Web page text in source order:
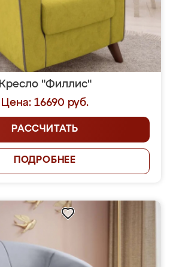
Кресло "Филлис"
Цена: 16690 руб.
РАССЧИТАТЬ
ПОДРОБНЕЕ